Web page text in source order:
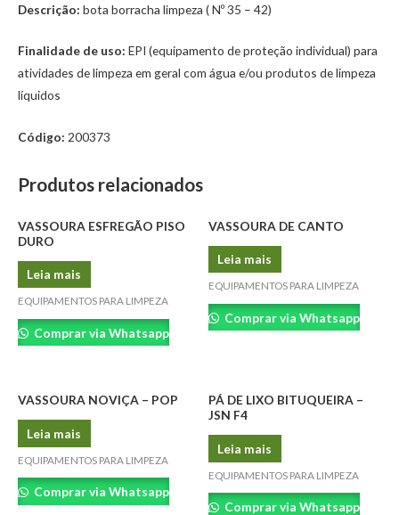
Descrição: bota borracha limpeza ( Nº 35 – 42)
Finalidade de uso: EPI (equipamento de proteção individual) para
atividades de limpeza em geral com água e/ou produtos de limpeza
líquidos
Código: 200373
Produtos relacionados
VASSOURA ESFREGÃO PISO
DURO
Leia mais
EQUIPAMENTOS PARA LIMPEZA
Comprar via Whatsapp
VASSOURA DE CANTO
Leia mais
EQUIPAMENTOS PARA LIMPEZA
Comprar via Whatsapp
VASSOURA NOVIÇA – POP
Leia mais
EQUIPAMENTOS PARA LIMPEZA
Comprar via Whatsapp
PÁ DE LIXO BITUQUEIRA –
JSN F4
Leia mais
EQUIPAMENTOS PARA LIMPEZA
Comprar via Whatsapp